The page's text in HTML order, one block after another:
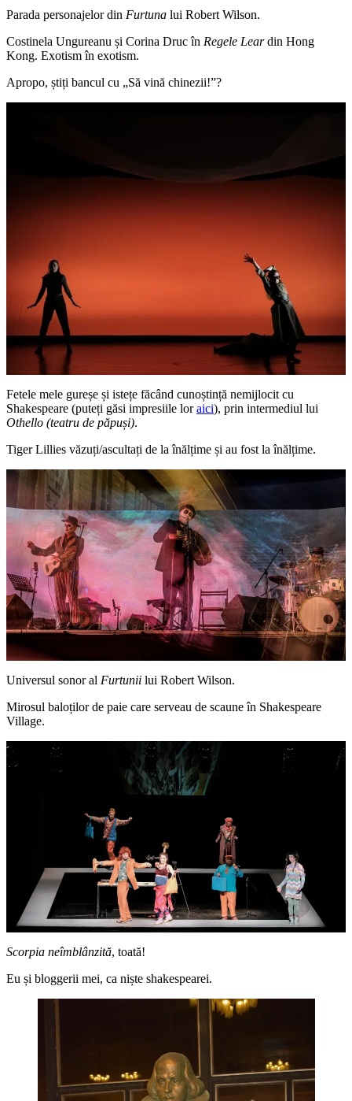
Parada personajelor din Furtuna lui Robert Wilson.
Costinela Ungureanu și Corina Druc în Regele Leardin Hong
Kong. Exotism în exotism.
Apropo, știți bancul cu „Să vină chinezii!”?
Fetele mele gureșe și istețe făcând cunoștință nemijlocit cu
Shakespeare (puteți găsi impresiile loraici), prin intermediul lui
Othello (teatru de păpuși).
Tiger Lillies văzuți/ascultați de la înălțime și au fost la înălțime.
Universul sonor al Furtunii lui Robert Wilson.
Mirosul baloților de paie care serveau de scaune în Shakespeare
Village.
Scorpia neîmblânzită, toată!
Eu și bloggerii mei, ca niște shakespearei.